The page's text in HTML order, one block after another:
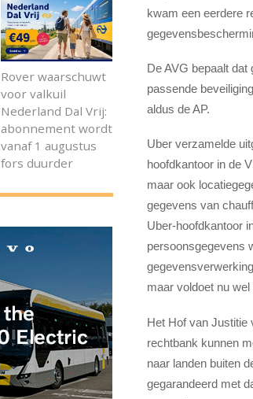
kwam een eerdere
De AVG bepaalt
passende
aldus de AP.
Uber verzamelde
hoofdkantoor in de
maar ook
gegevens van
Uber-hoofdkantoor
persoonsgegevens
maar voldoet nu
Het Hof van Justitie
rechtbank kunnen
naar landen buiten
gegarandeerd met
Rover waarschuwt
voor valkuil
Nederland Dal Vrij:
abonnement wordt
vanaf 1 augustus
fors duurder